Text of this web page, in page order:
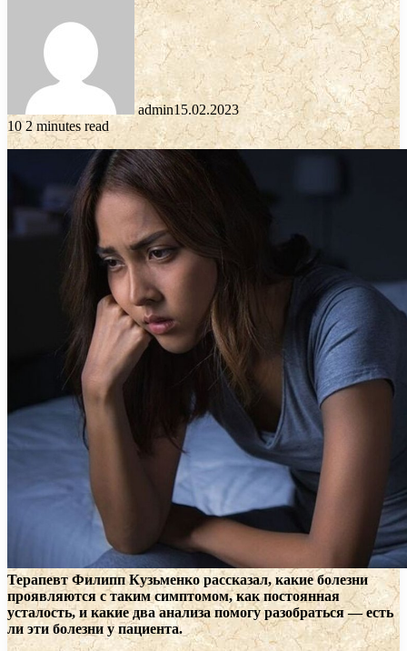
admin15.02.2023
102 minutes read
Терапевт Филипп Кузьменко рассказал, какие болезни
проявляются с таким симптомом, как постоянная
усталость, и какие два анализа помогу разобраться — есть
ли этиболезни у пациента.